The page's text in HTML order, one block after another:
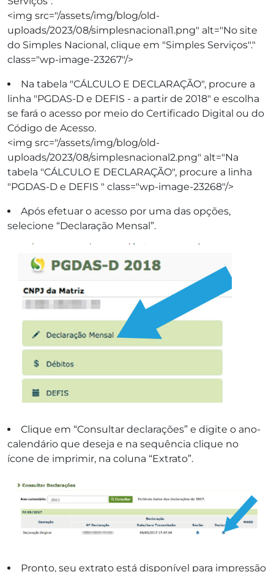
<img src="/assets/img/blog/old-
uploads/2023/08/simplesnacional1.png" alt="No site
do Simples Nacional, clique em "Simples Serviços"."
class="wp-image-23267"/>
Na tabela "CÁLCULO E DECLARAÇÃO", procure a
linha "PGDAS-D e DEFIS - a partir de 2018" e escolha
se fará o acesso por meio do Certificado Digital ou do
Código de Acesso.
<img src="/assets/img/blog/old-
uploads/2023/08/simplesnacional2.png" alt="Na
tabela "CÁLCULO E DECLARAÇÃO", procure a linha
"PGDAS-D e DEFIS " class="wp-image-23268"/>
Após efetuar o acesso por uma das opções,
selecione “Declaração Mensal”.
Clique em “Consultar declarações” e digite o ano-
calendário que deseja e na sequência clique no
ícone de imprimir, na coluna “Extrato”.
Pronto, seu extrato está disponível para impressão